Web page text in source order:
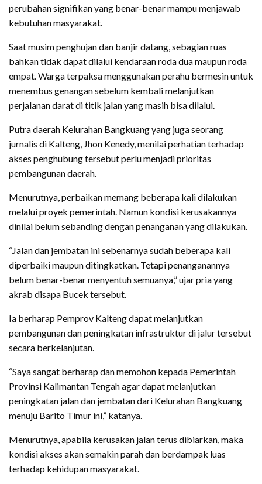
perubahan signifikan yang benar-benar mampu menjawab
kebutuhan masyarakat.
Saat musim penghujan dan banjir datang, sebagian ruas
bahkan tidak dapat dilalui kendaraan roda dua maupun roda
empat. Warga terpaksa menggunakan perahu bermesin untuk
menembus genangan sebelum kembali melanjutkan
perjalanan darat di titik jalan yang masih bisa dilalui.
Putra daerah Kelurahan Bangkuang yang juga seorang
jurnalis di Kalteng, Jhon Kenedy, menilai perhatian terhadap
akses penghubung tersebut perlu menjadi prioritas
pembangunan daerah.
Menurutnya, perbaikan memang beberapa kali dilakukan
melalui proyek pemerintah. Namun kondisi kerusakannya
dinilai belum sebanding dengan penanganan yang dilakukan.
“Jalan dan jembatan ini sebenarnya sudah beberapa kali
diperbaiki maupun ditingkatkan. Tetapi penanganannya
belum benar-benar menyentuh semuanya,” ujar pria yang
akrab disapa Bucek tersebut.
Ia berharap Pemprov Kalteng dapat melanjutkan
pembangunan dan peningkatan infrastruktur di jalur tersebut
secara berkelanjutan.
“Saya sangat berharap dan memohon kepada Pemerintah
Provinsi Kalimantan Tengah agar dapat melanjutkan
peningkatan jalan dan jembatan dari Kelurahan Bangkuang
menuju Barito Timur ini,” katanya.
Menurutnya, apabila kerusakan jalan terus dibiarkan, maka
kondisi akses akan semakin parah dan berdampak luas
terhadap kehidupan masyarakat.